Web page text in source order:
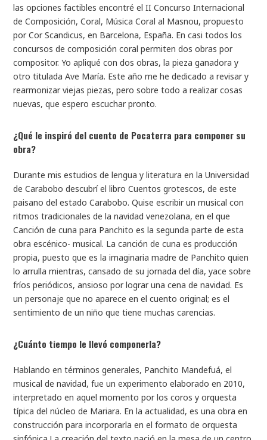
las opciones factibles encontré el II Concurso Internacional
de Composición, Coral, Música Coral al Masnou, propuesto
por Cor Scandicus, en Barcelona, España. En casi todos los
concursos de composición coral permiten dos obras por
compositor. Yo apliqué con dos obras, la pieza ganadora y
otro tituladaAve María. Este año me he dedicado a revisar y
rearmonizar viejas piezas, pero sobre todo a realizar cosas
nuevas, que espero escuchar pronto.
¿Qué le inspiró del cuento de Pocaterra para componer su
obra?
Durante mis estudios de lengua y literatura en la Universidad
de Carabobo descubrí el libroCuentos grotescos, de este
paisano del estado Carabobo. Quise escribir un musical con
ritmos tradicionales de la navidad venezolana, en el que
Canción de cuna para Panchito es la segunda parte de esta
obra escénico- musical. La canción de cuna es producción
propia, puesto que es la imaginaria madre de Panchito quien
lo arrulla mientras, cansado de su jornada del día, yace sobre
fríos periódicos, ansioso por lograr una cena de navidad. Es
un personaje que no aparece en el cuento original; es el
sentimiento de un niño que tiene muchas carencias.
¿Cuánto tiempo le llevó componerla?
Hablando en términos generales, Panchito Mandefuá, el
musical de navidad, fue un experimento elaborado en 2010,
interpretado en aquel momento por los coros y orquesta
típica del núcleo de Mariara. En la actualidad, es una obra en
construcción para incorporarla en el formato de orquesta